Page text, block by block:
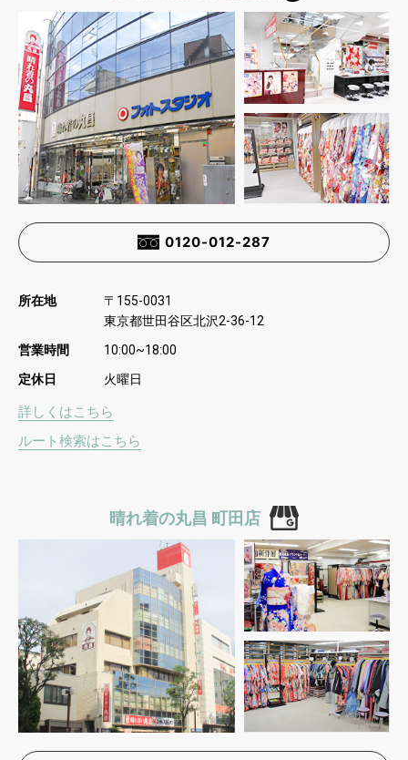
0120-012-287
所在地 〒 155-0031
東京都世田谷区北沢2-36-12
営業時間 10:00~18:00
定休日 火曜日
詳しくはこちら
ルート検索はこちら
晴れ着の丸昌 町田店